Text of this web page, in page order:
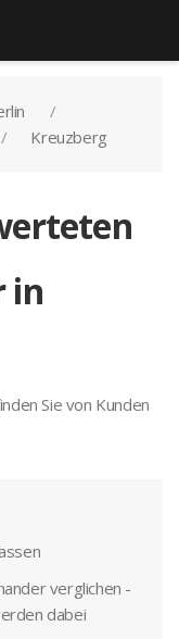
Kreuzberg
in
Sie von Kunden
verglichen -
dabei